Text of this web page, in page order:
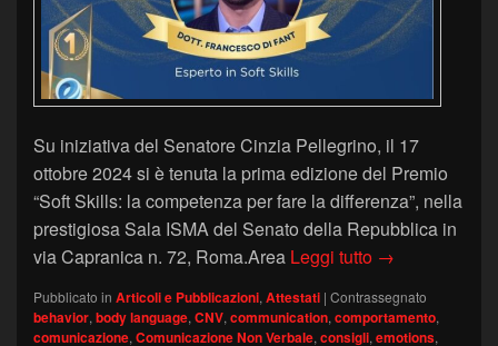
Su iniziativa del Senatore Cinzia Pellegrino, il 17
ottobre 2024 si è tenuta la prima edizione del Premio
“Soft Skills: la competenza per fare la differenza”, nella
prestigiosa Sala ISMA del Senato della Repubblica in
via Capranica n. 72, Roma.Area Leggi tutto Premio Soft
→
Pubblicato in Articoli e Pubblicazioni, Attestati | Contrassegnato
behavior, body language, CNV, communication, comportamento,
comunicazione, Comunicazione Non Verbale, consigli, emotions,